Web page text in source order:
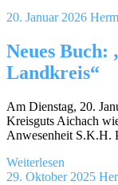
20. Januar 2026
Neues Buch:
Landkreis“
Am Dienstag, 20.
Kreisguts Aichach
Anwesenheit S.K.H.
Weiterlesen
29. Oktober 2025